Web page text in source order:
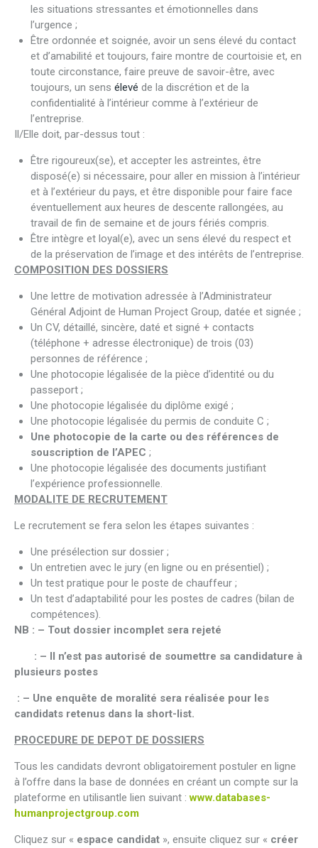
les situations stressantes et émotionnelles dans
l’urgence ;
Être ordonnée et soignée, avoir un sens élevé du contact
et d’amabilité et toujours, faire montre de courtoisie et, en
toute circonstance, faire preuve de savoir-être, avec
toujours, un sens élevé de la discrétion et de la
confidentialité à l’intérieur comme à l’extérieur de
l’entreprise.
Il/Elle doit, par-dessus tout :
Être rigoureux(se), et accepter les astreintes, être
disposé(e) si nécessaire, pour aller en mission à l’intérieur
et à l’extérieur du pays, et être disponible pour faire face
éventuellement aux heures de descente rallongées, au
travail de fin de semaine et de jours fériés compris.
Être intègre et loyal(e), avec un sens élevé du respect et
de la préservation de l’image et des intérêts de l’entreprise.
COMPOSITION DES DOSSIERS
Une lettre de motivation adressée à l’Administrateur
Général Adjoint de Human Project Group, datée et signée ;
Un CV, détaillé, sincère, daté et signé + contacts
(téléphone + adresse électronique) de trois (03)
personnes de référence ;
Une photocopie légalisée de la pièce d’identité ou du
passeport ;
Une photocopie légalisée du diplôme exigé ;
Une photocopie légalisée du permis de conduite C ;
Une photocopie de la carte ou des références de
souscription de l’APEC ;
Une photocopie légalisée des documents justifiant
l’expérience professionnelle.
MODALITE DE RECRUTEMENT
Le recrutement se fera selon les étapes suivantes :
Une présélection sur dossier ;
Un entretien avec le jury (en ligne ou en présentiel) ;
Un test pratique pour le poste de chauffeur ;
Un test d’adaptabilité pour les postes de cadres (bilan de
compétences).
NB : – Tout dossier incomplet sera rejeté
: – Il n’est pas autorisé de soumettre sa candidature à
plusieurs postes
: – Une enquête de moralité sera réalisée pour les
candidats retenus dans la short-list.
PROCEDURE DE DEPOT DE DOSSIERS
Tous les candidats devront obligatoirement postuler en ligne
à l’offre dans la base de données en créant un compte sur la
plateforme en utilisantle lien suivant :www.databases-
humanprojectgroup.com
Cliquez sur « espace candidat », ensuite cliquez sur « créer